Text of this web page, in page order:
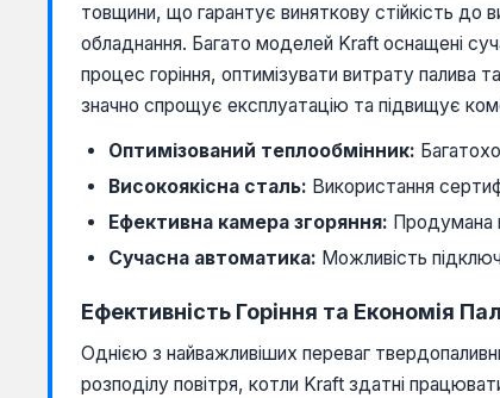
товщини, що гарантує виняткову стійкість до
обладнання. Багато моделей Kraft оснащені
процес горіння, оптимізувати витрату палива
значно спрощує експлуатацію та підвищує
Оптимізований теплообмінник:
Високоякісна сталь: Використання
Ефективна камера згоряння: Продумана
Сучасна автоматика: Можливість
Ефективність Горіння та Економія
Однією з найважливіших переваг
розподілу повітря, котли Kraft здатні